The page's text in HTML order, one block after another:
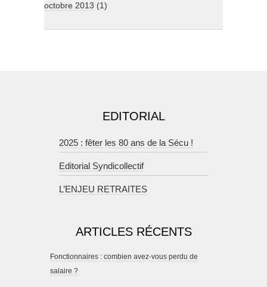
octobre 2013 (1)
EDITORIAL
2025 : fêter les 80 ans de la Sécu !
Editorial Syndicollectif
L’ENJEU RETRAITES
ARTICLES RÉCENTS
Fonctionnaires : combien avez-vous perdu de
salaire ?